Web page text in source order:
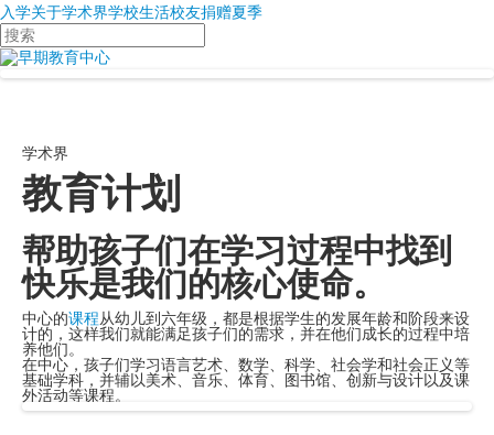
入学关于学术界学校生活校友捐赠夏季
搜
索
学术界
教育计划
帮助孩子们在学习过程中找到
快乐是我们的核心使命。
中心的课程从幼儿到六年级，都是根据学生的发展年龄和阶段来设
计的，这样我们就能满足孩子们的需求，并在他们成长的过程中培
养他们。
在中心，孩子们学习语言艺术、数学、科学、社会学和社会正义等
基础学科，并辅以美术、音乐、体育、图书馆、创新与设计以及课
外活动等课程。